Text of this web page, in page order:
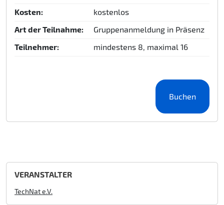
Kosten:
kostenlos
Art der Teilnahme:
Gruppenanmeldung in Präsenz
Teilnehmer:
mindestens 8, maximal 16
Buchen
VERANSTALTER
TechNat e.V.